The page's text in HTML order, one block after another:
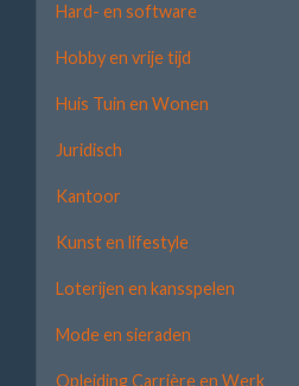
Hard- en software
Hobby en vrije tijd
Huis Tuin en Wonen
Juridisch
Kantoor
Kunst en lifestyle
Loterijen en kansspelen
Mode en sieraden
Opleiding Carrière en Werk